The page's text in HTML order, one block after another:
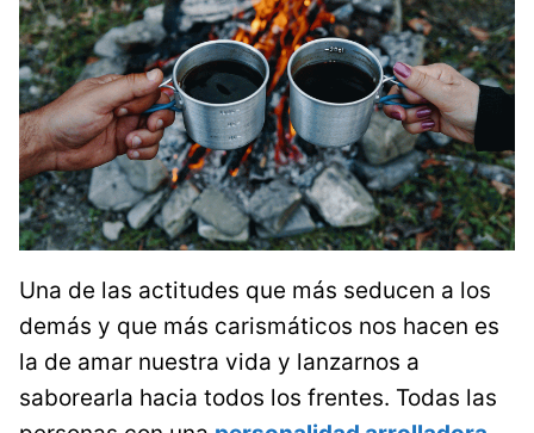
Una de las actitudes que más seducen a los
demás y que más carismáticos nos hacen es
la de amar nuestra vida y lanzarnos a
saborearla hacia todos los frentes. Todas las